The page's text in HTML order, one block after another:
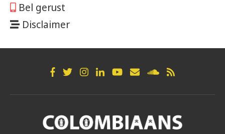
Bel gerust
Disclaimer